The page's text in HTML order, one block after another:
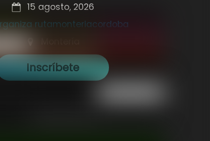
15 agosto, 2026
rutamonteriacordoba
Inscríbete